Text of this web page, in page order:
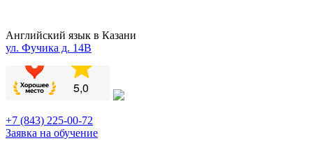
Английский язык в Казани
ул. Фучика д. 14В
+7 (843) 225-00-72
Заявка на обучение